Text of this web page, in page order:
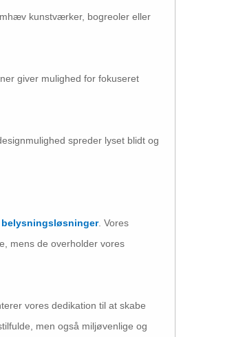
kunstværker, bogreoler eller
giver mulighed for fokuseret
spreder lyset blidt og
. Vores
mens de overholder vores
vores dedikation til at skabe
men også miljøvenlige og